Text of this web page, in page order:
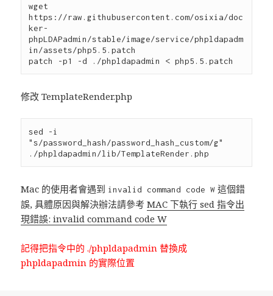
wget
https://raw.githubusercontent.com/osixia/doc
ker-
phpLDAPadmin/stable/image/service/phpldapadm
in/assets/php5.5.patch
修改 TemplateRender.php
sed -i
"s/password_hash/password_hash_custom/g"
Mac 的使用者會遇到 invalid command code W 這個錯
誤, 具體原因與解決辦法請參考MAC 下執行 sed 指令出
現錯誤: invalid command code W
記得把指令中的 ./phpldapadmin 替換成
phpldapadmin 的實際位置